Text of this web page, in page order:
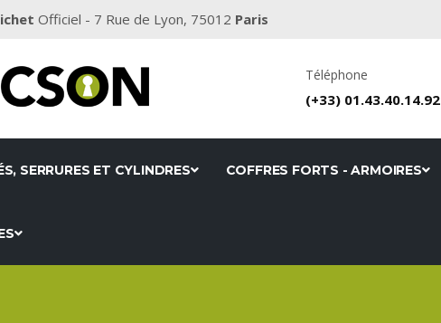
Officiel - 7 Rue de Lyon, 75012 Paris
Téléphone
(+33) 01.43.40.14.92
SERRURES ET CYLINDRES COFFRES FORTS - ARMOIRES